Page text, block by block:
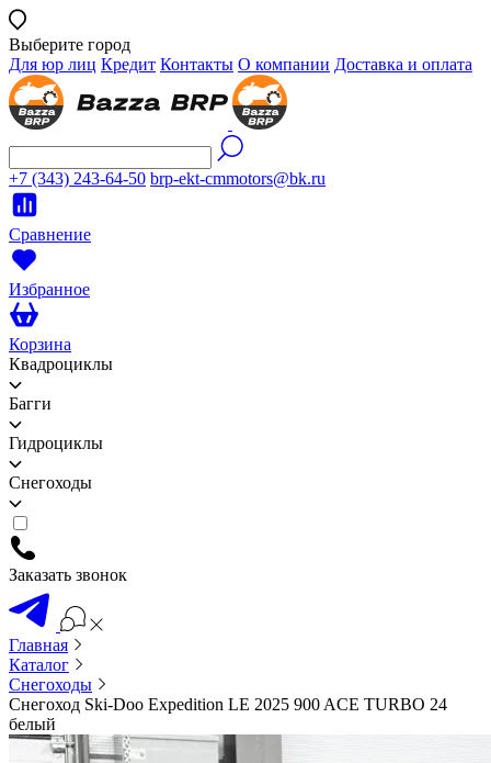
Выберите город
Для юр лиц Кредит Контакты О компании Доставка и оплата
+7 (343) 243-64-50 brp-ekt-cmmotors@bk.ru
Сравнение
Избранное
Корзина
Квадроциклы
Багги
Гидроциклы
Снегоходы
Заказать звонок
Главная
Каталог
Снегоходы
Снегоход Ski-Doo Expedition LE 2025 900 ACE TURBO 24
белый